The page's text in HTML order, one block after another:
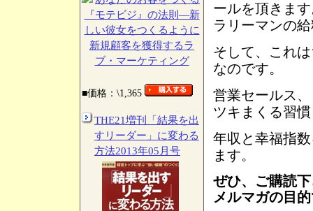
ールを頂きま
ラリーマンの
そして、これ
なのです。
営業セールス
ツキまくる習
年収と幸福指
ます。
ぜひ、ご購読
メルマガの目
■価格：\1,365
THE21増刊「結果を出
すリーダー」に変わる
方法2013年05月号